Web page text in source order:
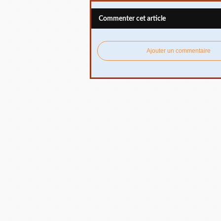
Commenter cet article
Ajouter un commentaire